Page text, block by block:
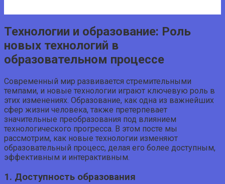
Технологии и образование: Роль
новых технологий в
образовательном процессе
Современный мир развивается стремительными
темпами, и новые технологии играют ключевую роль в
этих изменениях. Образование, как одна из важнейших
сфер жизни человека, также претерпевает
значительные преобразования под влиянием
технологического прогресса. В этом посте мы
рассмотрим, как новые технологии изменяют
образовательный процесс, делая его более доступным,
эффективным и интерактивным.
1. Доступность образования